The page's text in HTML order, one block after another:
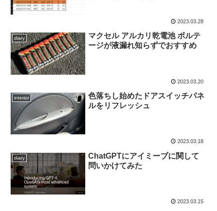
2023.03.28
diary
マクセル アルカリ乾電池 ボルテ
ージが液漏れ知らずでおすすめ
2023.03.20
interior
色落ちし始めたドアスイッチパネ
ルをリフレッシュ
2023.03.18
diary
ChatGPTにアイミーブに関して
問いかけてみた
2023.03.15